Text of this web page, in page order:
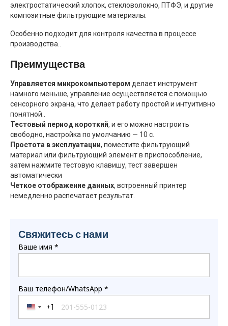
электростатический хлопок, стекловолокно, ПТФЭ, и другие
композитные фильтрующие материалы.
Особенно подходит для контроля качества в процессе
производства..
Преимущества
Управляется микрокомпьютером делает инструмент
намного меньше, управление осуществляется с помощью
сенсорного экрана, что делает работу простой и интуитивно
понятной..
Тестовый период короткий, и его можно настроить
свободно, настройка по умолчанию — 10 с.
Простота в эксплуатации, поместите фильтрующий
материал или фильтрующий элемент в приспособление,
затем нажмите тестовую клавишу, тест завершен
автоматически
Четкое отображение данных, встроенный принтер
немедленно распечатает результат.
Свяжитесь с нами
Ваше имя *
Ваш телефон/WhatsApp *
United States +1
+1